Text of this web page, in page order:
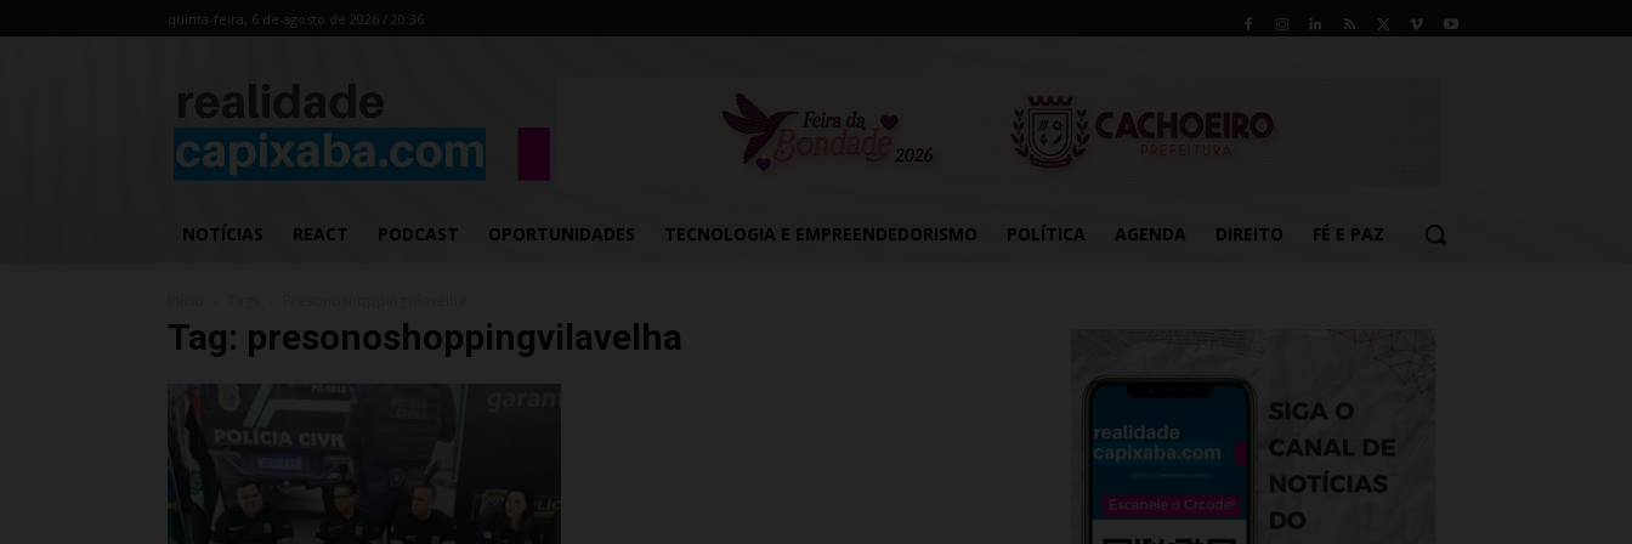
quinta-feira, 6 de agosto de 2026 / 20:36
NOTÍCIAS REACT PODCAST OPORTUNIDADES TECNOLOGIA E EMPREENDEDORISMO POLÍTICA AGENDA DIREITO FÉ E PAZ
Tag: presonoshoppingvilavelha